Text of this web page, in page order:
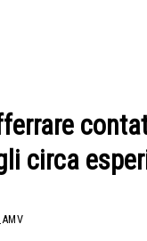
circa